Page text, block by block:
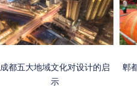
成都五大地域文化对设计的启
示
郫